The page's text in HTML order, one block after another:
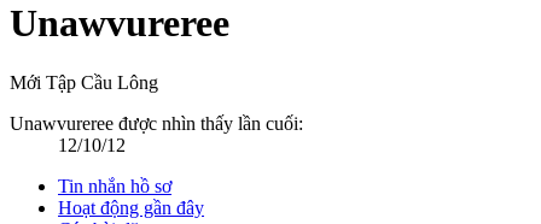
Unawvureree
Mới Tập Cầu Lông
Unawvureree được nhìn thấy lần cuối:
12/10/12
Tin nhắn hồ sơ
Hoạt động gần đây